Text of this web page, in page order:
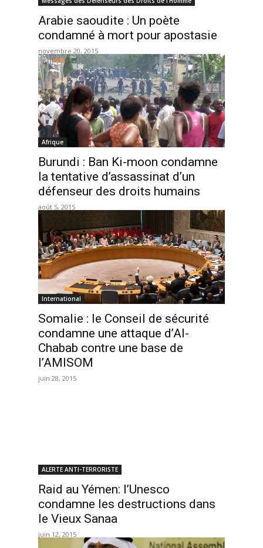
Arabie saoudite : Un poète
condamné à mort pour apostasie
novembre 20, 2015
Afrique
Burundi : Ban Ki-moon condamne
la tentative d’assassinat d’un
défenseur des droits humains
août 5, 2015
International
Somalie : le Conseil de sécurité
condamne une attaque d’Al-
Chabab contre une base de
l’AMISOM
juin 28, 2015
ALERTE ANTI-TERRORISTE
Raid au Yémen: l’Unesco
condamne les destructions dans
le Vieux Sanaa
juin 12, 2015